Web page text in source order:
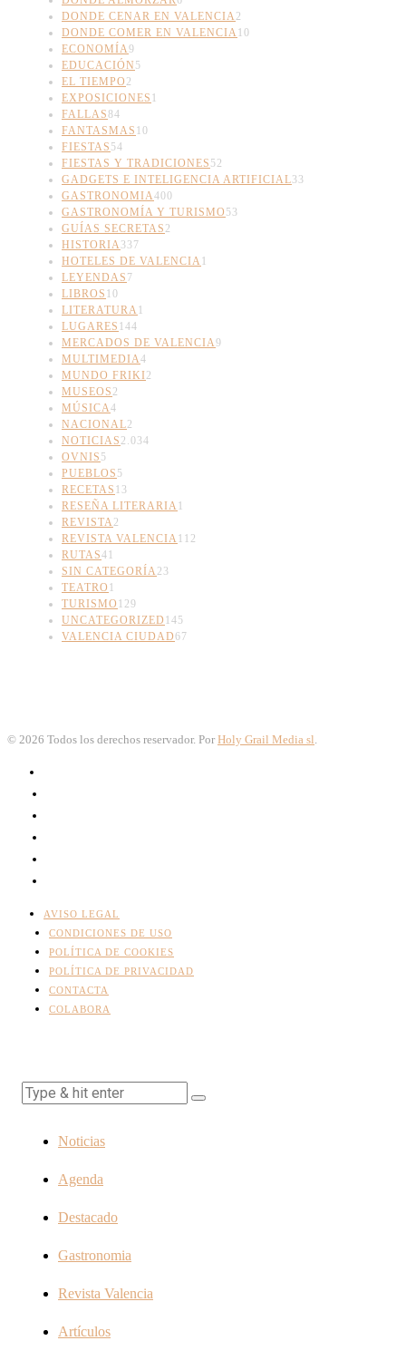
DONDE CENAR EN VALENCIA2
DONDE COMER EN VALENCIA10
ECONOMÍA9
EDUCACIÓN 5
EL TIEMPO 2
EXPOSICIONES 1
FALLAS84
FANTASMAS 10
FIESTAS 54
FIESTAS Y TRADICIONES 52
GADGETS E INTELIGENCIA ARTIFICIAL33
GASTRONOMIA400
GASTRONOMÍA Y TURISMO 53
GUÍAS SECRETAS 2
HISTORIA337
HOTELES DE VALENCIA1
LEYENDAS 7
LIBROS 10
LITERATURA1
LUGARES 144
MERCADOS DE VALENCIA9
MULTIMEDIA4
MUNDO FRIKI2
MUSEOS 2
MÚSICA4
NACIONAL2
NOTICIAS 2.034
OVNIS 5
PUEBLOS 5
RECETAS 13
RESEÑA LITERARIA1
REVISTA2
REVISTA VALENCIA112
RUTAS41
SIN CATEGORÍA23
TEATRO 1
TURISMO 129
UNCATEGORIZED 145
VALENCIA CIUDAD67
© 2026 Todos los derechos reservador. Por Holy Grail Media sl
AVISO LEGAL
CONDICIONES DE USO
POLÍTICA DE COOKIES
POLÍTICA DE PRIVACIDAD
CONTACTA
COLABORA
Noticias
Agenda
Destacado
Gastronomia
Revista Valencia
Artículos